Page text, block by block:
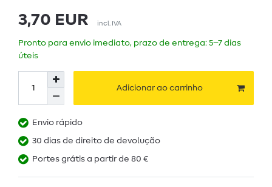
3,70 EUR incl. IVA
Pronto para envio imediato, prazo de entrega: 5–7 dias
úteis
Adicionar ao carrinho
Envio rápido
30 dias de direito de devolução
Portes grátis a partir de 80 €